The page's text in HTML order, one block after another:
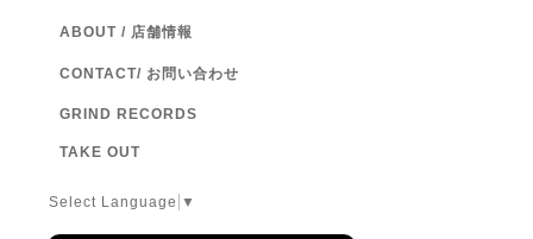
ABOUT / 店舗情報
CONTACT/ お問い合わせ
GRIND RECORDS
TAKE OUT
Select Language ▼